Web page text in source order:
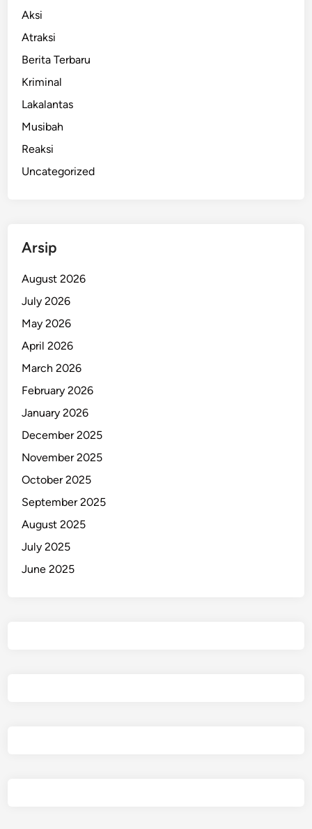
Aksi
Atraksi
Berita Terbaru
Kriminal
Lakalantas
Musibah
Reaksi
Uncategorized
Arsip
August 2026
July 2026
May 2026
April 2026
March 2026
February 2026
January 2026
December 2025
November 2025
October 2025
September 2025
August 2025
July 2025
June 2025